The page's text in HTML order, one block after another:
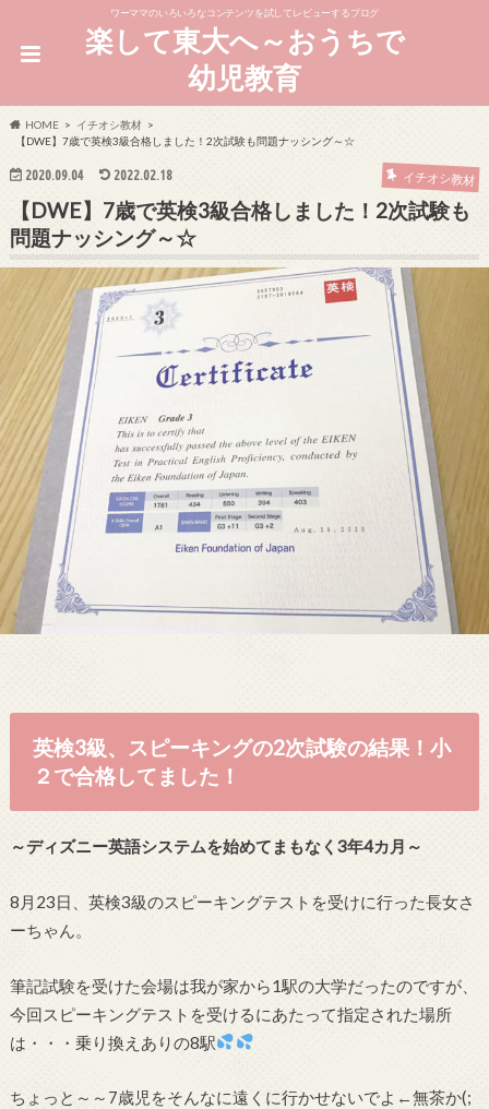
ワーママのいろいろなコンテンツを試してレビューするブログ
楽して東大へ～おうちで
幼児教育
HOME
イチオシ教材
【DWE】7歳で英検3級合格しました！2次試験も問題ナッシング～☆
2020.09.04 2022.02.18 イチオシ教材
【DWE】7歳で英検3級合格しました！2次試験も
問題ナッシング～☆
英検3級、スピーキングの2次試験の結果！小
２で合格してました！
～ディズニー英語システムを始めてまもなく3年4カ月～
8月23日、英検3級のスピーキングテストを受けに行った長女さ
ーちゃん。
筆記試験を受けた会場は我が家から1駅の大学だったのですが、
今回スピーキングテストを受けるにあたって指定された場所
は・・・乗り換えありの8駅
ちょっと～～7歳児をそんなに遠くに行かせないでよ←無茶か(;